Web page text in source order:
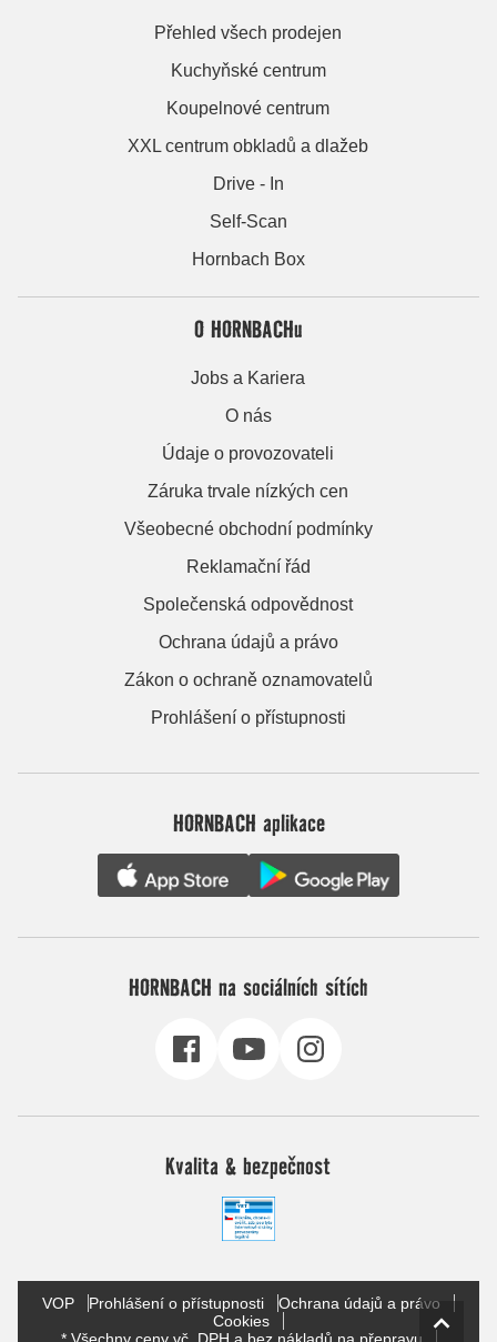
Přehled všech prodejen
Kuchyňské centrum
Koupelnové centrum
XXL centrum obkladů a dlažeb
Drive - In
Self-Scan
Hornbach Box
O HORNBACHu
Jobs a Kariera
O nás
Údaje o provozovateli
Záruka trvale nízkých cen
Všeobecné obchodní podmínky
Reklamační řád
Společenská odpovědnost
Ochrana údajů a právo
Zákon o ochraně oznamovatelů
Prohlášení o přístupnosti
HORNBACH aplikace
HORNBACH na sociálních sítích
Kvalita & bezpečnost
VOP Prohlášení o přístupnosti
Ochrana údajů a právo
Cookies